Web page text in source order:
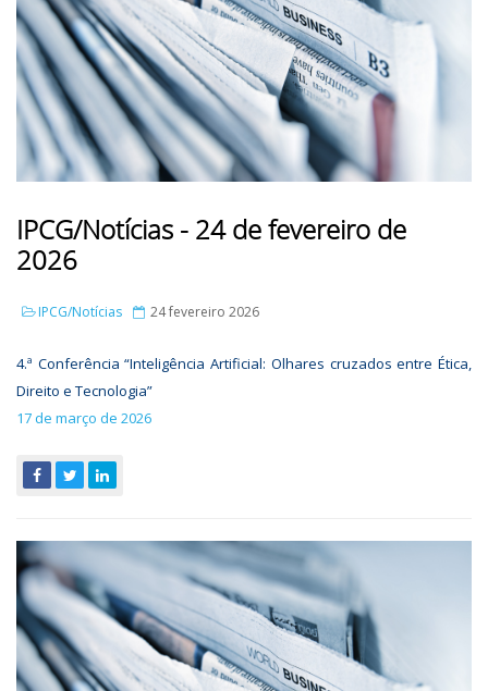
IPCG/Notícias - 24 de fevereiro de
2026
IPCG/Notícias 24 fevereiro 2026
4.ª Conferência “Inteligência Artificial: Olhares cruzados entre Ética,
Direito e Tecnologia”
17 de março de 2026